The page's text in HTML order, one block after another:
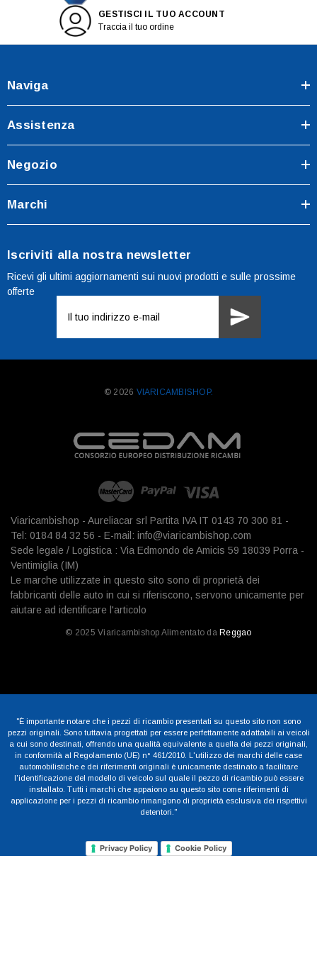
GESTISCI IL TUO ACCOUNT
Traccia il tuo ordine
Naviga
Assistenza
Negozio
Marchi
Iscriviti alla nostra newsletter
Ricevi gli ultimi aggiornamenti sui nuovi prodotti e sulle prossime
offerte
mail
© 2026 VIARICAMBISHOP.
Viaricambishop - Aureliacar srl Partita IVA IT 0143 70 300 81 -
Tel: 0184 84 32 56 - E-mail: info@viaricambishop.com
Sede legale / Logistica : Via Edmondo de Amicis 59 18039 Porra -
Ventimiglia (IM)
Le marche utilizzate in questo sito sono di proprietà dei
fabbricanti delle auto in cui si riferiscono, servono unicamente per
aiutare ad identificare l'articolo
© 2025 Viaricambishop Alimentato da Reggao
"È importante notare che i pezzi di ricambio presentati su questo sito non sono
pezzi originali. Sono tuttavia progettati per essere perfettamente adattabili ai veicoli
a cui sono destinati, offrendo una qualità equivalente a quella dei pezzi originali,
in conformità al Regolamento (UE) n° 461/2010. L'utilizzo dei marchi delle case
automobilistiche e dei riferimenti originali è unicamente destinato a facilitare
l'identificazione del modello di veicolo sul quale il pezzo di ricambio può essere
installato. Tutti i marchi che appaiono su questo sito come riferimenti di
applicazione per i pezzi di ricambio rimangono di proprietà esclusiva dei rispettivi
detentori."
Privacy Policy Cookie Policy